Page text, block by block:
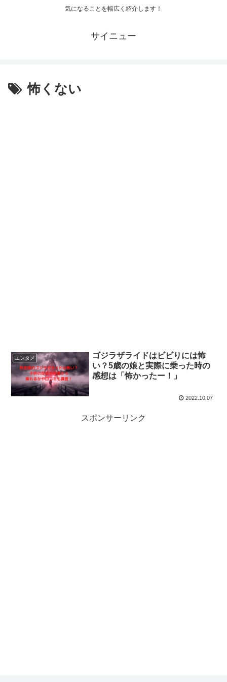
気になることを幅広く紹介します！
サイニュー
怖くない
エンタメ
ゴジラザライドはビビりには怖
い？5歳の娘と実際に乗った時の
感想は「怖かったー！」
2022.10.07
スポンサーリンク